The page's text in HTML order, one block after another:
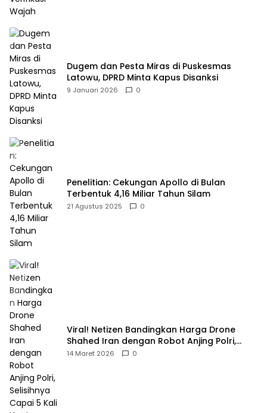
Dugem dan Pesta Miras di Puskesmas
Latowu, DPRD Minta Kapus Disanksi
9 Januari 2026 0
Penelitian: Cekungan Apollo di Bulan
Terbentuk 4,16 Miliar Tahun Silam
21 Agustus 2025 0
Viral! Netizen Bandingkan Harga Drone
Shahed Iran dengan Robot Anjing Polri,
Selisihnya Capai 5 Kali Lipat
14 Maret 2026 0